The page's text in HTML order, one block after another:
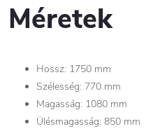
Méretek
Hossz: 1750 mm
Szélesség: 770 mm
Magasság: 1080 mm
Ülésmagasság: 850 mm